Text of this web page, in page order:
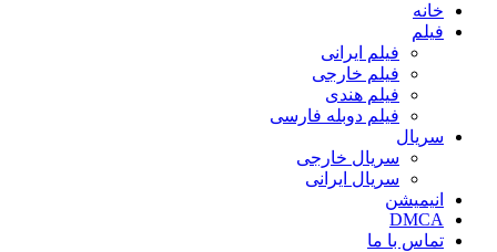
خانه
فیلم‌
فیلم ایرانی
فیلم خارجی
فیلم هندی
فیلم دوبله فارسی
سریال‌
سریال خارجی
سریال ایرانی
انیمیشن
DMCA
تماس با ما